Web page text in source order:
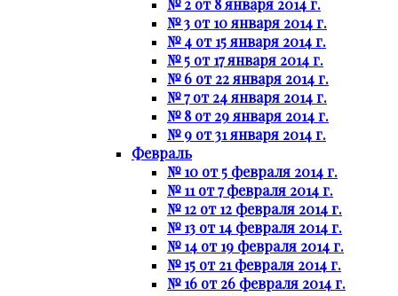
№ 2 от 8 января 2014 г.
№ 3 от 10 января 2014 г.
№ 4 от 15 января 2014 г.
№ 5 от 17 января 2014 г.
№ 6 от 22 января 2014 г.
№ 7 от 24 января 2014 г.
№ 8 от 29 января 2014 г.
№ 9 от 31 января 2014 г.
Февраль
№ 10 от 5 февраля 2014 г.
№ 11 от 7 февраля 2014 г.
№ 12 от 12 февраля 2014 г.
№ 13 от 14 февраля 2014 г.
№ 14 от 19 февраля 2014 г.
№ 15 от 21 февраля 2014 г.
№ 16 от 26 февраля 2014 г.